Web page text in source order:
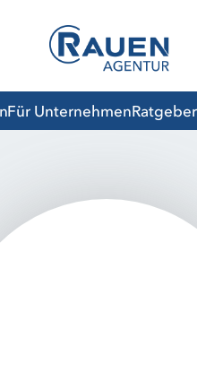
Für UnternehmenRatgeber